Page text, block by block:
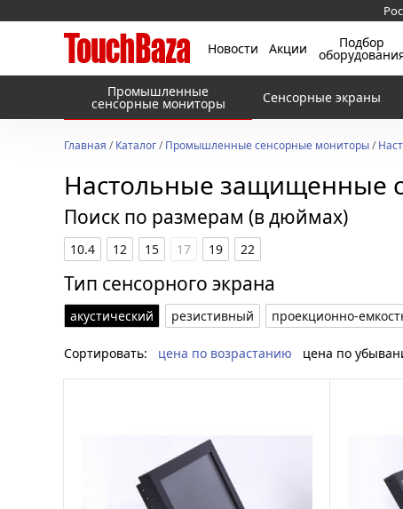
Новости Акции Подбор
Промышленные
сенсорные мониторы Сенсорные экраны
Главная /Каталог/Промышленные сенсорные мониторы/
Настольные защищенные
Поиск по размерам (в дюймах)
10.4 12 15 17 19 22
Тип сенсорного экрана
акустический резистивный проекционно-
Сортировать: цена по возрастанию цена по